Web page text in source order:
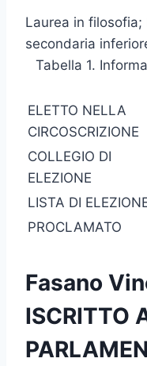
Laurea in
secondaria
Tabella 1.
ELETTO NELLA
CIRCOSCRIZIONE
COLLEGIO DI
ELEZIONE
LISTA DI
PROCLAMATO
Fasano
ISCRITTO